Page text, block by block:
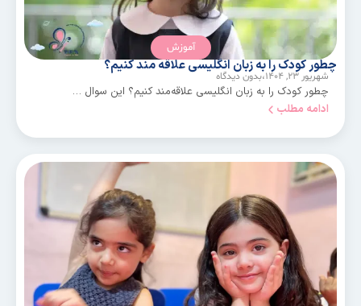
آموزش
چطور کودک را به زبان انگلیسی علاقه مند کنیم؟
شهریور ۲۳, ۱۴۰۴، بدون دیدگاه
چطور کودک را به زبان انگلیسی علاقه‌مند کنیم؟ این سوال …
ادامه مطلب